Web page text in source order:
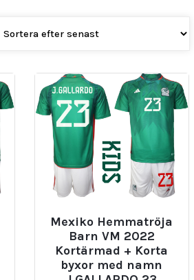
Mexiko Hemmatröja
Barn VM 2022
Kortärmad + Korta
byxor med namn